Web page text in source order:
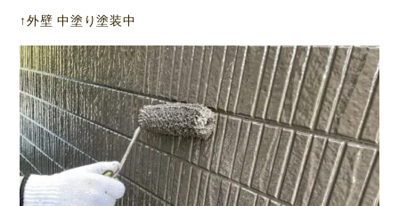
↑外壁 中塗り塗装中